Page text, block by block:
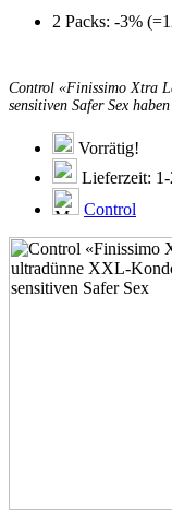
2 Packs: -3%
Control «Finissimo Xtra
sensitiven Safer Sex
Vorrätig!
Lieferzeit:
Control